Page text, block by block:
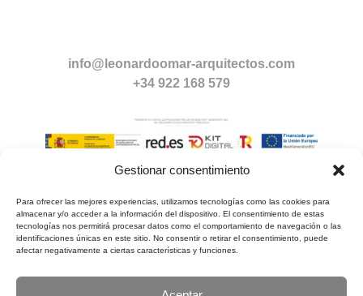
Gestionar consentimiento
Para ofrecer las mejores experiencias, utilizamos tecnologías como las cookies para
almacenar y/o acceder a la información del dispositivo. El consentimiento de estas
tecnologías nos permitirá procesar datos como el comportamiento de navegación o las
identificaciones únicas en este sitio. No consentir o retirar el consentimiento, puede
afectar negativamente a ciertas características y funciones.
info@leonardoomar-arquitectos.com
+34 922 168 579
© Copyright 2024. Leonardo Omar Arquitectos. Todos
los derechos reservados.
Aviso legal
| Política de Privacidad | Política de Cookies